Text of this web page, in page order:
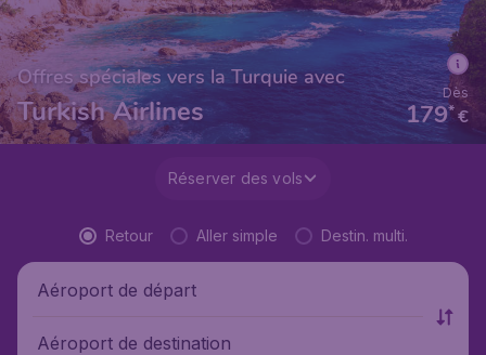
Offres spéciales vers la Turquie avec
Turkish Airlines €
179*
Dès
Réserver des vols
Retour Aller simple Destin. multi.
Aéroport de départ
Aéroport de destination